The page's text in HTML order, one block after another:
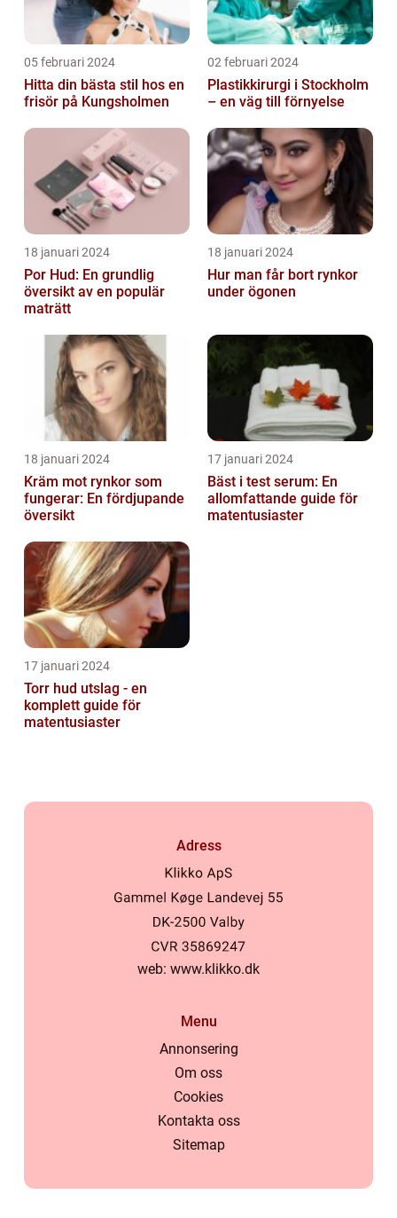
05 februari 2024
Hitta din bästa stil hos en
frisör på Kungsholmen
02 februari 2024
Plastikkirurgi i Stockholm
– en väg till förnyelse
18 januari 2024
Por Hud: En grundlig
översikt av en populär
maträtt
18 januari 2024
Hur man får bort rynkor
under ögonen
18 januari 2024
Kräm mot rynkor som
fungerar: En fördjupande
översikt
17 januari 2024
Bäst i test serum: En
allomfattande guide för
matentusiaster
17 januari 2024
Torr hud utslag - en
komplett guide för
matentusiaster
Adress
web: www.klikko.dk
Menu
Annonsering
Om oss
Cookies
Kontakta oss
Sitemap